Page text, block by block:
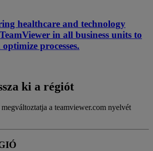
healthcare and technology
in all business units to
processes.
ki a régiót
a teamviewer.com nyelvét